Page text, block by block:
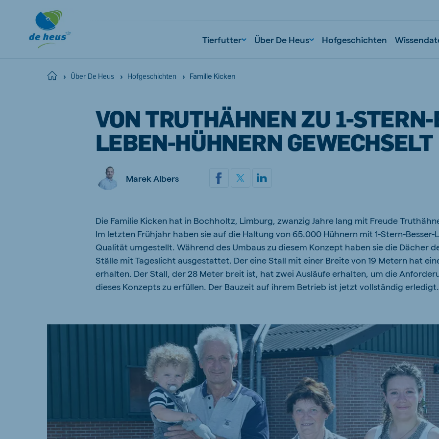
Tierfutter Über De Heus Hofgeschichten
Home Über De Heus Hofgeschichten Familie Kicken
VON TRUTHÄHNEN ZU 1-
LEBEN-HÜHNERN GEWECHSELT
Marek Albers
Die Familie Kicken hat in Bochholtz, Limburg, zwanzig Jahre lang mit Freude
Im letzten Frühjahr haben sie auf die Haltung von 65.000 Hühnern mit 1-Stern-Besser-
Qualität umgestellt. Während des Umbaus zu diesem Konzept haben sie die Dächer
Ställe mit Tageslicht ausgestattet. Der eine Stall mit einer Breite von 19 Metern hat
erhalten. Der Stall, der 28 Meter breit ist, hat zwei Ausläufe erhalten, um die
dieses Konzepts zu erfüllen. Der Bauzeit auf ihrem Betrieb ist jetzt vollständig erledigt.
Poland
Slovakia
India
English
South Africa
English
Ghana (Koudijs)
English
Egypt (Koudijs)
English
Ethiopia (Koudijs)
English